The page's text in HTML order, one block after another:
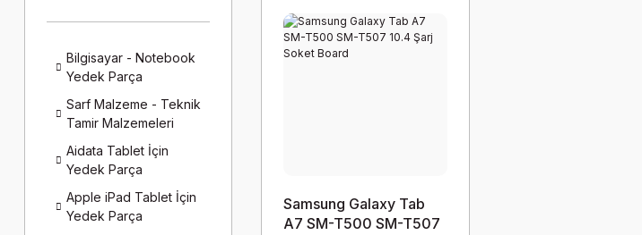
Bilgisayar - Notebook
Yedek Parça
Sarf Malzeme - Teknik
Tamir Malzemeleri
Aidata Tablet İçin
Yedek Parça
Apple iPad Tablet İçin
Yedek Parça
Samsung Galaxy Tab
A7 SM-T500 SM-T507